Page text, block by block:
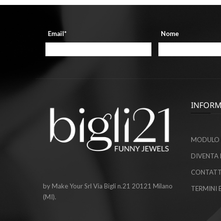
Email*
Nome
by Make Your Srl Via Bigli n.21 20121 Milano
(MI).
MODULO
DIVENTA
TERMINI